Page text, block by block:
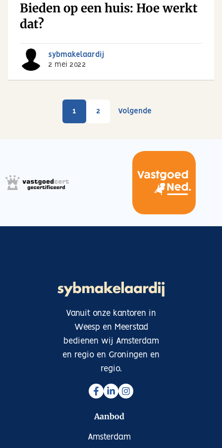
Bieden op een huis: Hoe werkt
dat?
sybmakelaardij
2 mei 2022
1 2 Volgende
Vanuit onze kantoren in
Weesp en Meerstad
bedienen wij Amsterdam
en regio en Groningen en
regio.
Aanbod
Amsterdam